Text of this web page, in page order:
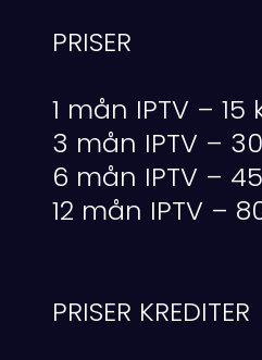
PRISER
1 mån IPTV –
3 mån IPTV –
6 mån IPTV –
12 mån IPTV –
PRISER KREDITER